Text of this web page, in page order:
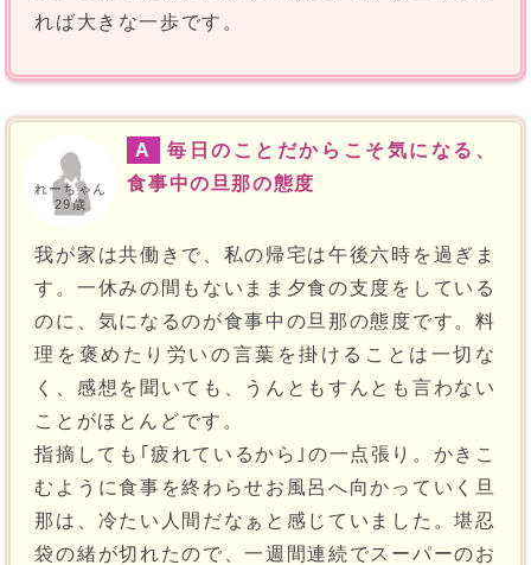
れば大きな一歩です。
れーちゃん
29歳
A
毎日のことだからこそ気になる、
食事中の旦那の態度
我が家は共働きで、私の帰宅は午後六時を過ぎま
す。一休みの間もないまま夕食の支度をしている
のに、気になるのが食事中の旦那の態度です。料
理を褒めたり労いの言葉を掛けることは一切な
く、感想を聞いても、うんともすんとも言わない
ことがほとんどです。
指摘しても｢疲れているから｣の一点張り。かきこ
むように食事を終わらせお風呂へ向かっていく旦
那は、冷たい人間だなぁと感じていました。堪忍
袋の緒が切れたので、一週間連続でスーパーのお